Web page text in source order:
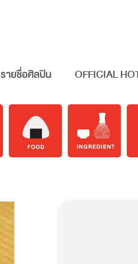
รายชื่อศิลปิน OFFICIAL